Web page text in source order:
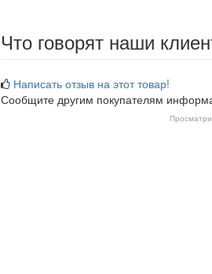
Что говорят наши
Написать отзыв на этот товар!
Сообщите другим покупателям